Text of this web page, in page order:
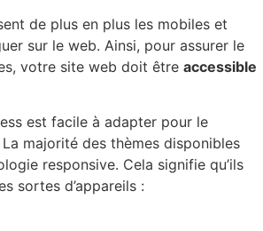
de plus en plus les mobiles et
sur le web. Ainsi, pour assurer le
votre site web doit être accessible
est facile à adapter pour le
La majorité des thèmes disponibles
responsive. Cela signifie qu’ils
sortes d’appareils :